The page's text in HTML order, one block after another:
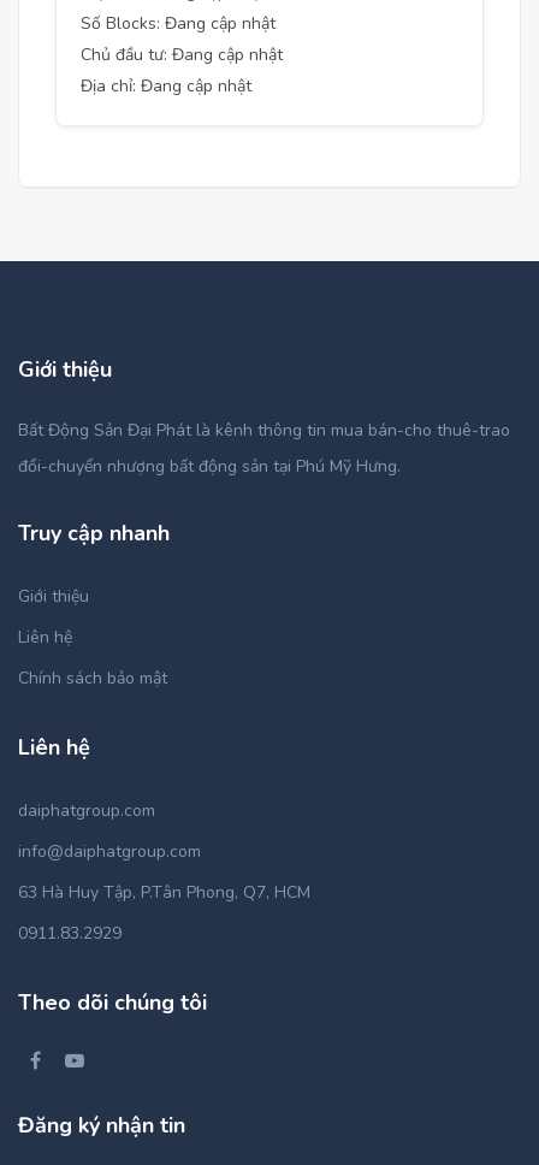
Số Blocks: Đang cập nhật
Chủ đầu tư: Đang cập nhật
Địa chỉ: Đang cập nhật
Giới thiệu
Bất Động Sản Đại Phát là kênh thông tin mua bán-cho thuê-trao
đổi-chuyển nhượng bất động sản tại Phú Mỹ Hưng.
Truy cập nhanh
Giới thiệu
Liên hệ
Chính sách bảo mật
Liên hệ
daiphatgroup.com
info@daiphatgroup.com
63 Hà Huy Tập, P.Tân Phong, Q7, HCM
0911.83.2929
Theo dõi chúng tôi
Đăng ký nhận tin